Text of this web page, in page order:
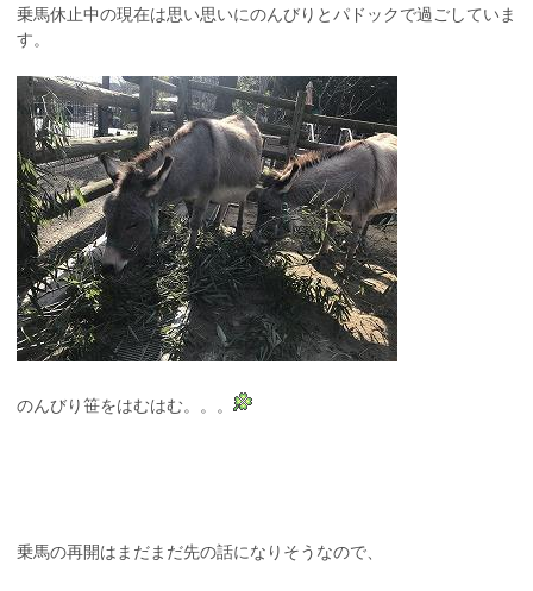
乗馬休止中の現在は思い思いにのんびりとパドックで過ごしていま
す。
のんびり笹をはむはむ。。。
乗馬の再開はまだまだ先の話になりそうなので、